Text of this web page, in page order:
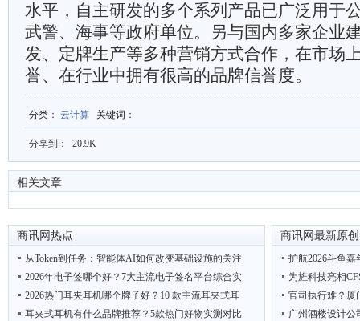
水平，自主研发的多个系列产品已广泛用于
武警、海事等政府单位。另与国内多家企业
发、定牌生产等多种营销方式合作，在市场
誉、在行业中拥有很高的品牌信誉度。
分类 ： 云计算 关键词 ：
分享到： 20.9K
相关文章
商讯网热点
从Token到任务：智能体AI如何改变基础设施的关注
2026年电子签哪个好？7大主流电子签名平台综合实
2026热门耳夹耳机哪个牌子好？10 款主流耳夹式耳
耳夹式耳机有什么品牌推荐？5款热门好物实测对比
商讯网最新原创
护航2026斗鱼
为旌科技亮相
官司执行难？厦
广州酒楼设计公